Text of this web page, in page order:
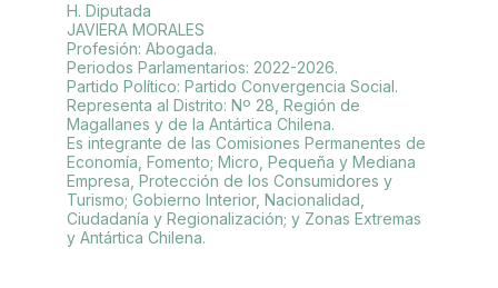
H. Diputada
JAVIERA MORALES
Profesión: Abogada.
Periodos Parlamentarios: 2022-2026.
Partido Político: Partido Convergencia Social.
Representa al Distrito: Nº 28, Región de
Magallanes y de la Antártica Chilena.
Es integrante de las Comisiones Permanentes de
Economía, Fomento; Micro, Pequeña y Mediana
Empresa, Protección de los Consumidores y
Turismo; Gobierno Interior, Nacionalidad,
Ciudadanía y Regionalización; y Zonas Extremas